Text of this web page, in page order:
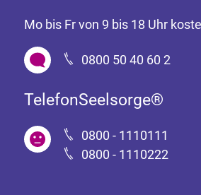
Mo bis Fr von 9 bis 18 Uhr
0800 50 40 60 2
TelefonSeelsorge®
0800 - 1110111
0800 - 1110222